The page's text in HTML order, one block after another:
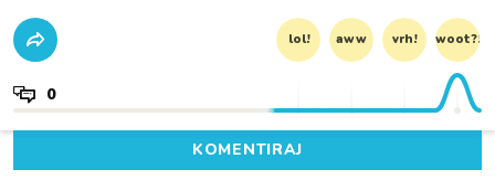
lol! aww vrh! woot?!
0
KOMENTIRAJ